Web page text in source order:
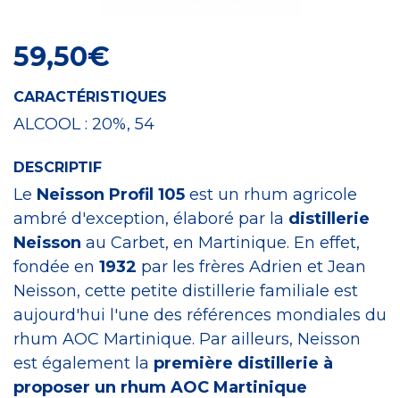
59,50€
CARACTÉRISTIQUES
ALCOOL : 20%, 54
DESCRIPTIF
Le Neisson Profil 105 est un rhum agricole
ambré d'exception, élaboré par la distillerie
Neisson au Carbet, en Martinique. En effet,
fondée en 1932 par les frères Adrien et Jean
Neisson, cette petite distillerie familiale est
aujourd'hui l'une des références mondiales du
rhum AOC Martinique. Par ailleurs, Neisson
est également la première distillerie à
proposer un rhum AOC Martinique